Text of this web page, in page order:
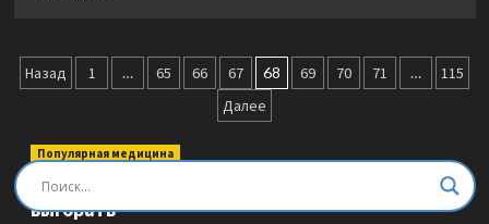
все
Короткие
здоровья,
Пагинация
Назад 1 … 65 66 67 68 69 70 71 …
115
Далее
Популярная медицина
Быть врачом. Как помогать, развиваться и не
выгорать